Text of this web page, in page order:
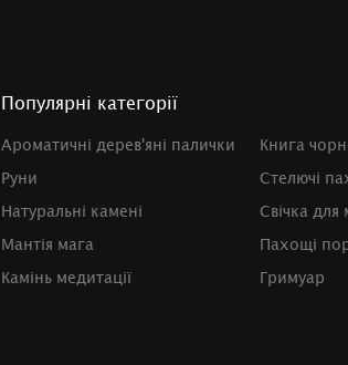
Популярні категорії
Ароматичні дерев'яні палички
Книга
Руни
Стелючі
Натуральні камені
Свічка для
Мантія мага
Пахощі
Камінь медитації
Гримуар